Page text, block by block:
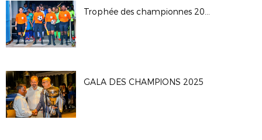
Trophée des championnes 2026
GALA DES CHAMPIONS 2025